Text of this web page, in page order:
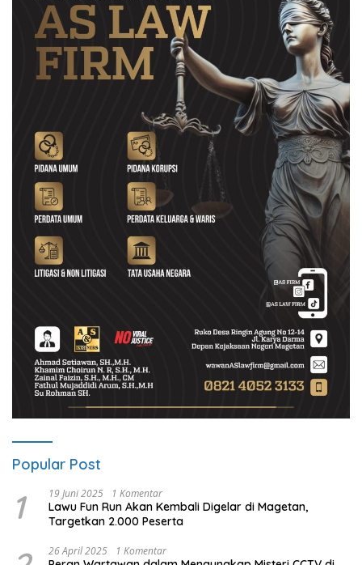
Popular Post
1 19 Juni 2025 1 Komentar
Lawu Fun Run Akan Kembali Digelar di Magetan,
Targetkan 2.000 Peserta
26 April 2025 1 Komentar